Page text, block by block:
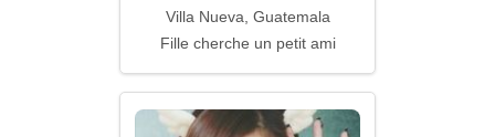
Villa Nueva, Guatemala
Fille cherche un petit ami